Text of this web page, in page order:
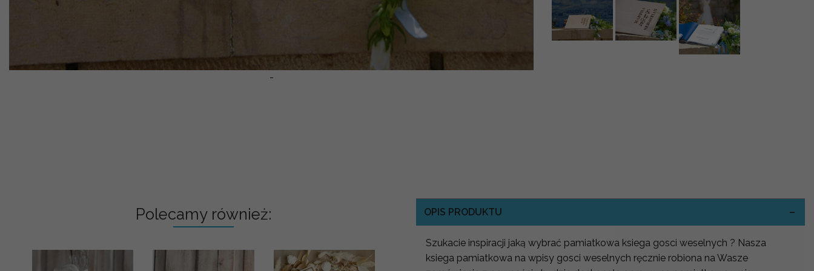
-
Polecamy również: OPIS PRODUKTU
Szukacie inspiracji jaką wybrać pamiatkowa ksiega gosci weselnych ? Nasza
ksiega pamiatkowa na wpisy gosci weselnych ręcznie robiona na Wasze